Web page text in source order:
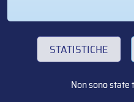
STATISTICHE
Non sono